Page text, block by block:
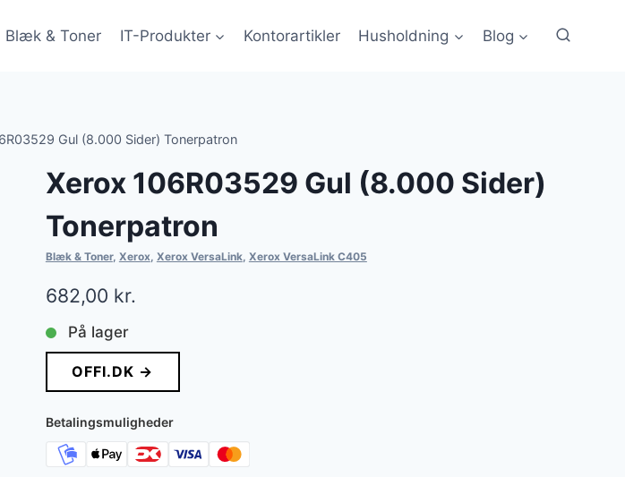
Blæk & Toner IT-Produkter Kontorartikler Husholdning Blog
Gul (8.000 Sider) Tonerpatron
Xerox 106R03529 Gul (8.000 Sider)
Tonerpatron
Blæk & Toner, Xerox, Xerox VersaLink, Xerox VersaLink C405
682,00 kr.
På lager
OFFI.DK →
Betalingsmuligheder